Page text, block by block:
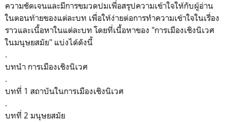
ความชัดเจนและมีการขมวดปมเพื่อสรุปความเข้าใจให้กับผู้อ่าน
ในตอนท้ายของแต่ละบท เพื่อให้ง่ายต่อการทำความเข้าใจในเรื่อง
ราวและเนื้อหาในแต่ละบท โดยที่เนื้อหาของ "การเมืองเชิงนิเวศ
ในมนุษยสมัย" แบ่งได้ดังนี้
.
บทนำ การเมืองเชิงนิเวศ
.
บทที่ 1 สถาบันในการเมืองเชิงนิเวศ
.
บทที่ 2 มนุษยสมัย